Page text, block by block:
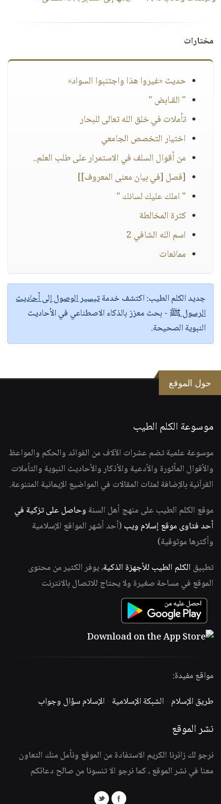
مختارات
حديث «غيروا هذا واجتنبوا السواد»
" القـابض "
تأملات في خلق الله تعالى للبحار
اختيار التخصص الجامعي
من أقوال السلف في الاستمرار على طلب العلم..
[فصل [في بيان معنى المعروف]]
" املك عليك لسانك "
كثرة المخالطة
اسم الله الشافي 2
ممانعات
جديد الكلم الطيب:اكتشف خدمةتيسير الوصول إلى أحاديث
الرسول ﷺ - بحث معزز بالذكاء الاصطناعي في الأحاديث
النبوية الصحيحة.
حول الموقع
موسوعة الكلم الطيب
موسوعة علمية تضم عشرات الآلاف من الفوائد والحكم والمواعظ
والأقوال المأثورة والأدعية والأذكار والأحاديث النبوية والتأملات
القرآنية بالإضافة لمئات المقالات في المواضيع الإيمانية المتنوعة.
موقع الكلم الطيب على منهج أهل السنة وحاصل على تزكية في
أحد فتاوى موقع إسلام ويب (أحد أشهر المواقع الإسلامية
وأكثرها موثوقية)
تطبيق الكلم الطيب للأجهزة الذكية، يوفر الكثير من محتوى
الموقع في مساحة صغيرة ولا يحتاج للاتصال بالانترنت
مواقع مفيدة:
طريق الإسلام -الشبكة الإسلامية -الإسلام سؤال وجواب
نشر الموقع
نرجو لك زائرنا الكريم الاستفادة من الموقع ونأمل منك التعاون
معنا في نشر الموقع ، كما نرجو الا تنسونا من صالح دعائكم